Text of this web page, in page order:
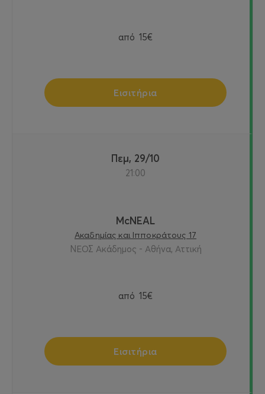
από 15€
Εισιτήρια
Πεμ, 29/10
21:00
McNEAL
Ακαδημίας και Ιπποκράτους 17
ΝΕΟΣ Ακάδημος - Αθήνα, Αττική
από 15€
Εισιτήρια